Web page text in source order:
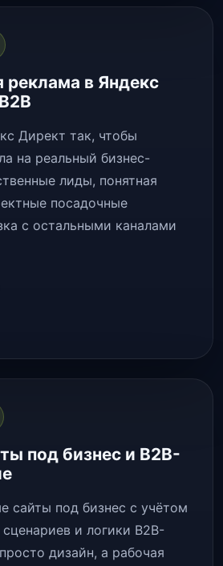
реклама в Яндекс
Директ так, чтобы
на реальный бизнес-
лиды, понятная
посадочные
с остальными каналами
под бизнес и B2B-
сайты под бизнес с учётом
и логики B2B-
дизайн, а рабочая